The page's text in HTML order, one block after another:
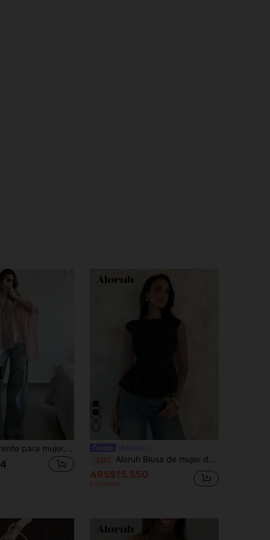
Blusa transparente para mujer, fluida, con tacto sedoso rosa, diseño de hombro asimétrico, de verano
-20% Aloruh Blusa de mujer de cuello redondo elegante, unicolor, sin mangas, en beige
ARS$15.550
Estimado